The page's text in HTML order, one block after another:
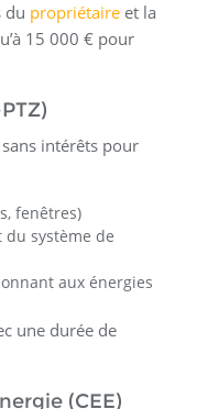
du propriétaire et la
15 000 € pour
sans intérêts pour
fenêtres)
système de
aux énergies
une durée de
(CEE)